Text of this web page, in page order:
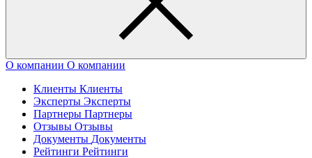
О компании О компании
Клиенты Клиенты
Эксперты Эксперты
Партнеры Партнеры
Отзывы Отзывы
Документы Документы
Рейтинги Рейтинги